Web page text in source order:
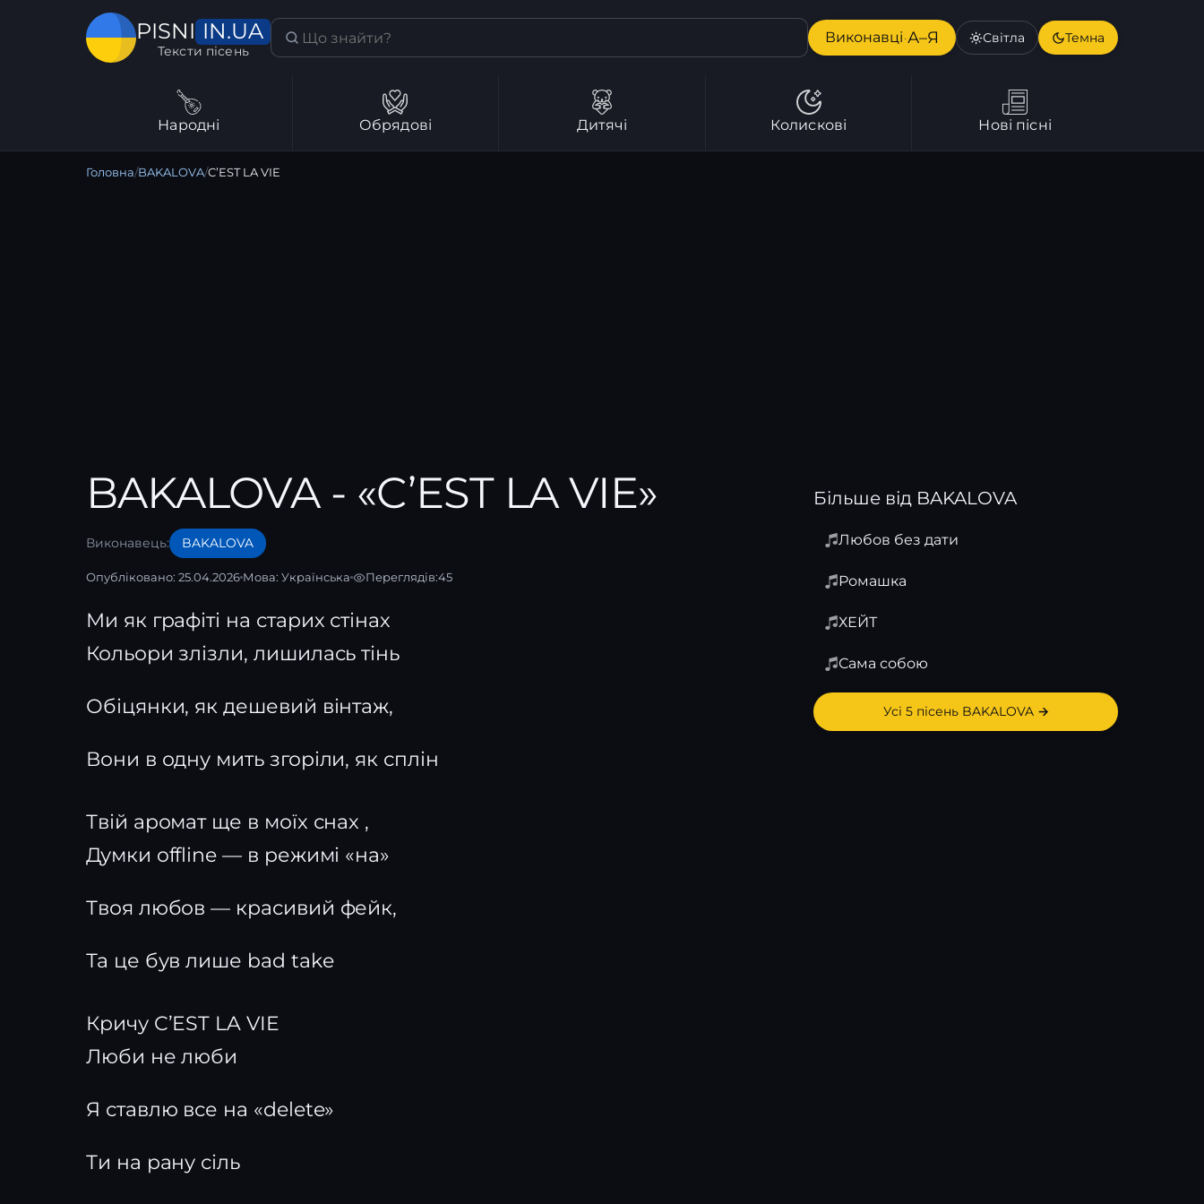
PISNI IN.UA
Тексти пісень
Виконавці·А–Я Світла Темна
Народні Обрядові Дитячі Колискові Нові пісні
Головна/BAKALOVA/C’EST LA VIE
BAKALOVA - «C’EST LA VIE»
Виконавець: BAKALOVA
Опубліковано: 25.04.2026 Мова: Українська Переглядів:45
Ми як графіті на старих стінах
Кольори злізли, лишилась тінь
Обіцянки, як дешевий вінтаж,
Вони в одну мить згоріли, як сплін
Твій аромат ще в моїх снах ,
Думки offline — в режимі «на»
Твоя любов — красивий фейк,
Та це був лише bad take
Кричу C’EST LA VIE
Люби не люби
Я ставлю все на «delete»
Ти на рану сіль
Більше від BAKALOVA
Любов без дати
Ромашка
ХЕЙТ
Сама собою
Усі 5 пісень BAKALOVA →